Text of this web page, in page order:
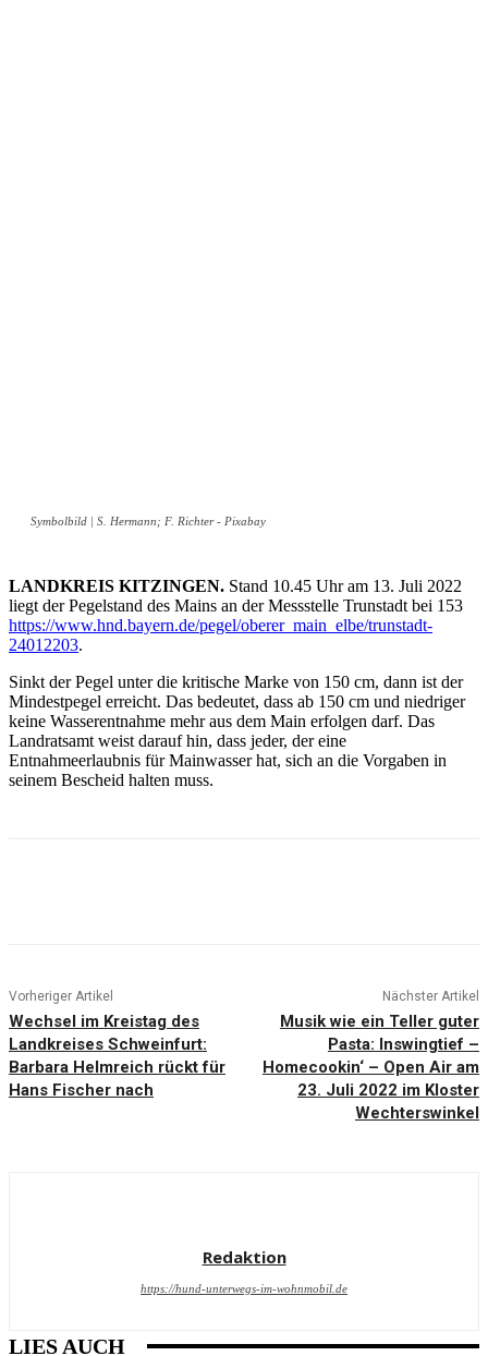
Symbolbild | S. Hermann; F. Richter - Pixabay
LANDKREIS KITZINGEN. Stand 10.45 Uhr am 13. Juli 2022
liegt der Pegelstand des Mains an der Messstelle Trunstadt bei 153
https://www.hnd.bayern.de/pegel/oberer_main_elbe/trunstadt-
24012203.
Sinkt der Pegel unter die kritische Marke von 150 cm, dann ist der
Mindestpegel erreicht. Das bedeutet, dass ab 150 cm und niedriger
keine Wasserentnahme mehr aus dem Main erfolgen darf. Das
Landratsamt weist darauf hin, dass jeder, der eine
Entnahmeerlaubnis für Mainwasser hat, sich an die Vorgaben in
seinem Bescheid halten muss.
Vorheriger Artikel
Wechsel im Kreistag des
Landkreises Schweinfurt:
Barbara Helmreich rückt für
Hans Fischer nach
Nächster Artikel
Musik wie ein Teller guter
Pasta: Inswingtief –
Homecookin‘ – Open Air am
23. Juli 2022 im Kloster
Wechterswinkel
Redaktion
https://hund-unterwegs-im-wohnmobil.de
LIES AUCH